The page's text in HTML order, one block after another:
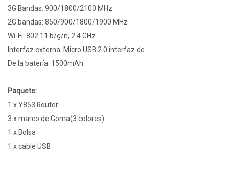
3G Bandas: 900/1800/2100 MHz
2G bandas: 850/900/1800/1900 MHz
Wi-Fi: 802.11 b/g/n, 2.4 GHz
Interfaz externa: Micro USB 2.0 interfaz de
De la batería: 1500mAh
Paquete:
1 x Y853 Router
3 x marco de Goma(3 colores)
1 x Bolsa
1 x cable USB